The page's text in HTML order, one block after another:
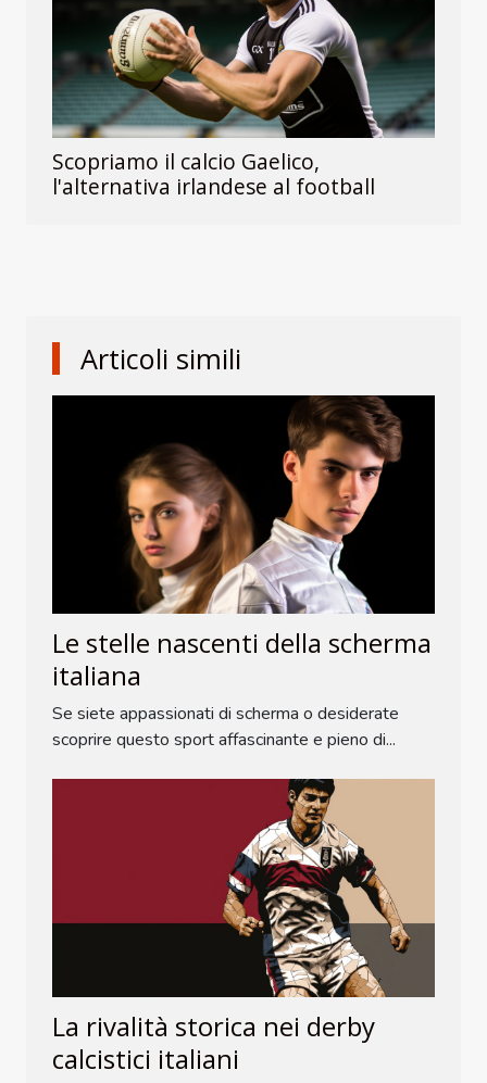
Scopriamo il calcio Gaelico,
l'alternativa irlandese al football
Articoli simili
Le stelle nascenti della scherma
italiana
Se siete appassionati di scherma o desiderate
scoprire questo sport affascinante e pieno di...
La rivalità storica nei derby
calcistici italiani